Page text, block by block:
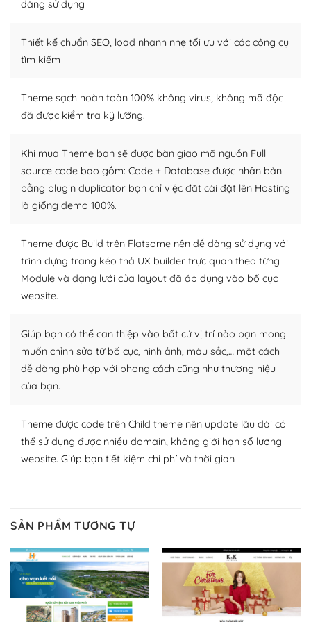
– Sở hữu một cộng đồng lớn, sẵn sàng hỗ trợ
khổng lồ được kiểm duyệt bởi các nhân viên và những
người cuồng tín WordPress.
Nếu bạn gặp khó khăn, bạn có thể lên mạng và tìm
kiếm những cộng đồng WordPress, họ sẽ giúp bạn trả
lời, giải đáp vấn đề của bạn.
Cộng đồng sử dụng WordPress sẵn sàng hỗ trợ bạn
– Đa dạng plugin và themes
Plugin mở rộng là thành phần cài đặt thêm vào
WordPress để tăng thêm các tính năng cần thiết. Có
nhiều plugin trả phí hoặc miễn phí.
Nhờ lượng người dùng đông đảo, thư viện themes và
plugin của WordPress rất phong phú. Bạn có thể thỏa
thích chọn lựa plugin và themes phù hợp cho mục đích
lập website của mình.
– Dễ sử dụng
Và bạn có toàn quyền tự do khi quyết định nơi lưu trữ
trang web WordPress của bạn.
Dễ dàng lựa chọn Hosting cho website WordPress
– Bảo mật cực tốt
dàng sử dụng
Thiết kế chuẩn SEO, load nhanh nhẹ tối ưu với các công cụ
tìm kiếm
Theme sạch hoàn toàn 100% không virus, không mã độc
đã được kiểm tra kỹ lưỡng.
Khi mua Theme bạn sẽ được bàn giao mã nguồn Full
source code bao gồm: Code + Database được nhân bản
bằng plugin duplicator bạn chỉ việc đăt cài đặt lên Hosting
là giống demo 100%.
Theme được Build trên Flatsome nên dễ dàng sử dụng với
trình dựng trang kéo thả UX builder trực quan theo từng
Module và dạng lưới của layout đã áp dụng vào bố cục
website.
Giúp bạn có thể can thiệp vào bất cứ vị trí nào bạn mong
muốn chỉnh sửa từ bố cục, hình ảnh, màu sắc,… một cách
dễ dàng phù hợp với phong cách cũng như thương hiệu
của bạn.
Theme được code trên Child theme nên update lâu dài có
thể sử dụng được nhiều domain, không giới hạn số lượng
website. Giúp bạn tiết kiệm chi phí và thời gian
SẢN PHẨM TƯƠNG TỰ